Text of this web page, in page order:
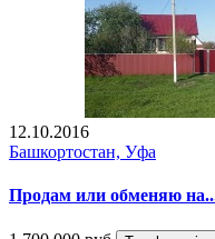
12.10.2016
Башкортостан, Уфа
Продам или обменяю